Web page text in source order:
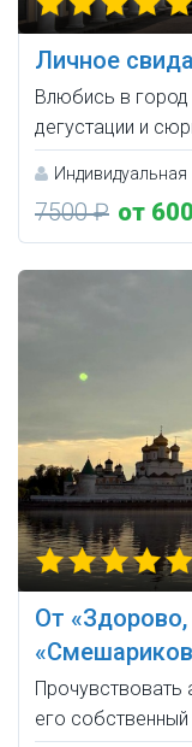
Личное
Влюбись в город
дегустации и
Индивидуальная
7500 ₽ от
От
его